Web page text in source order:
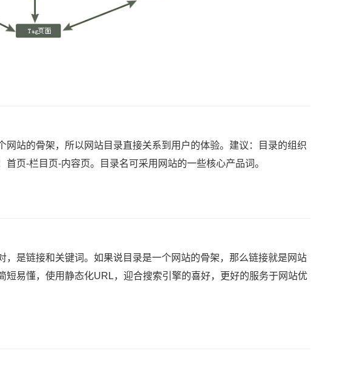
站的骨架，所以网站目录直接关系到用户的体验。建议：目录的组织
页-栏目页-内容页。目录名可采用网站的一些核心产品词。
是链接和关键词。如果说目录是一个网站的骨架，那么链接就是网站
短易懂，使用静态化URL，迎合搜索引擎的喜好，更好的服务于网站优